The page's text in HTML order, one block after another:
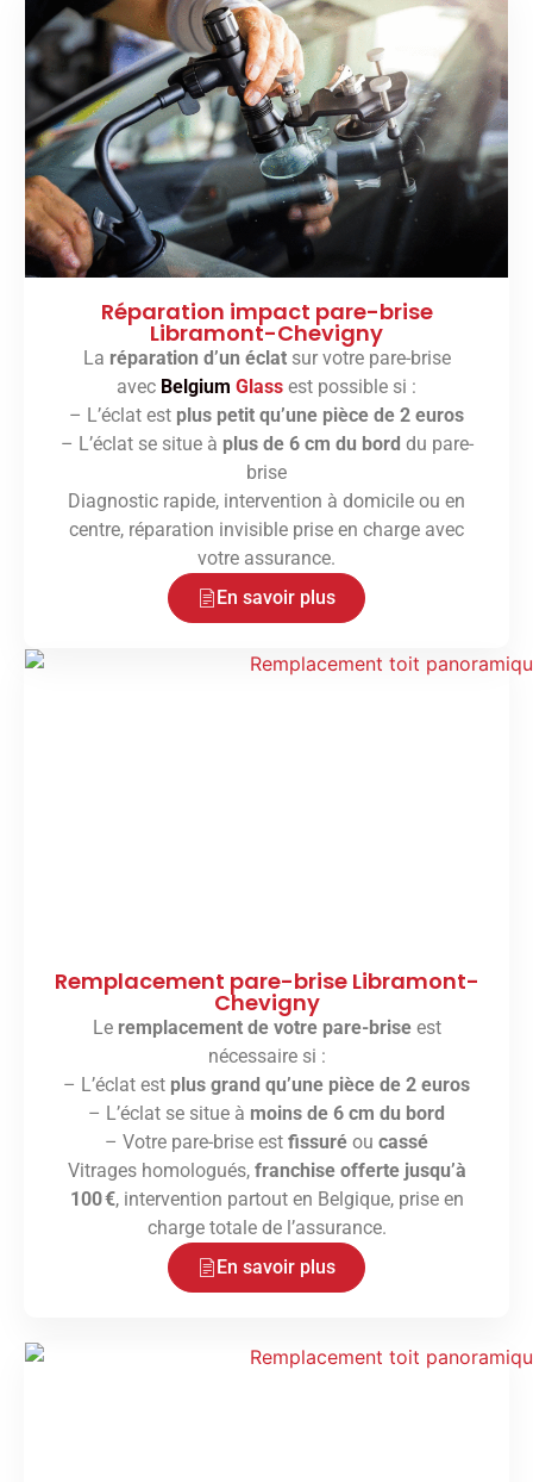
Réparation impact pare-brise
Libramont-Chevigny
La réparation d’un éclatsur votre pare-brise
avec Belgium Glass est possible si :
– L’éclat est plus petit qu’une pièce de 2 euros
– L’éclat se situe à plus de 6 cm du bord du pare-
brise
Diagnostic rapide, intervention à domicile ou en
centre, réparation invisible prise en charge avec
votre assurance.
En savoir plus
Remplacement pare-brise Libramont-
Chevigny
Le remplacement de votre pare-briseest
nécessaire si :
– L’éclat est plus grand qu’une pièce de 2 euros
– L’éclat se situe à moins de 6 cm du bord
– Votre pare-brise est fissuré ou cassé
Vitrages homologués, franchise offerte jusqu’à
100 €, intervention partout en Belgique, prise en
charge totale de l’assurance.
En savoir plus